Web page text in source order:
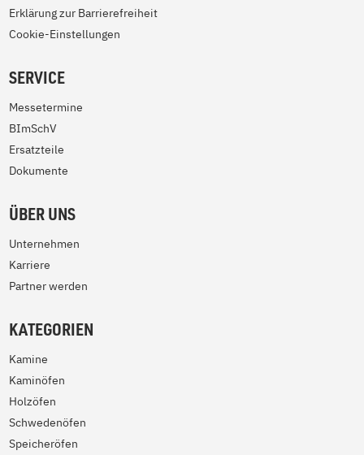
Erklärung zur Barrierefreiheit
Cookie-Einstellungen
SERVICE
Messetermine
BImSchV
Ersatzteile
Dokumente
ÜBER UNS
Unternehmen
Karriere
Partner werden
KATEGORIEN
Kamine
Kaminöfen
Holzöfen
Schwedenöfen
Speicheröfen